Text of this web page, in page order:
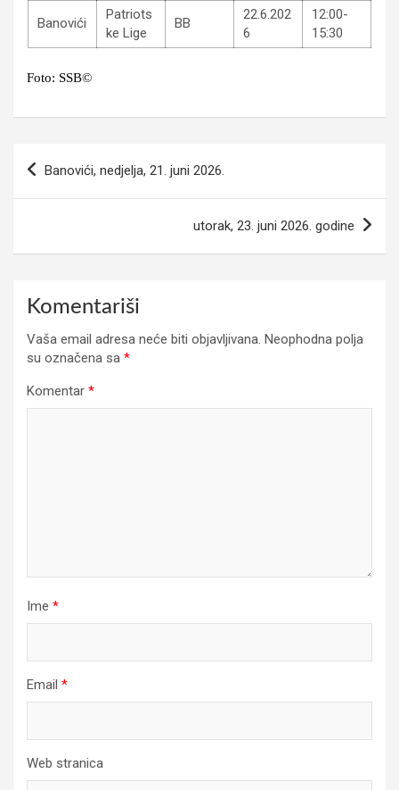
Banovići
Patriots
ke Lige
BB
22.6.202
6
12:00-
15:30
Foto: SSB©
Banovići, nedjelja, 21. juni 2026.
utorak, 23. juni 2026. godine
Komentariši
Vaša email adresa neće biti objavljivana. Neophodna polja
su označena sa *
Komentar *
Ime *
Email *
Web stranica